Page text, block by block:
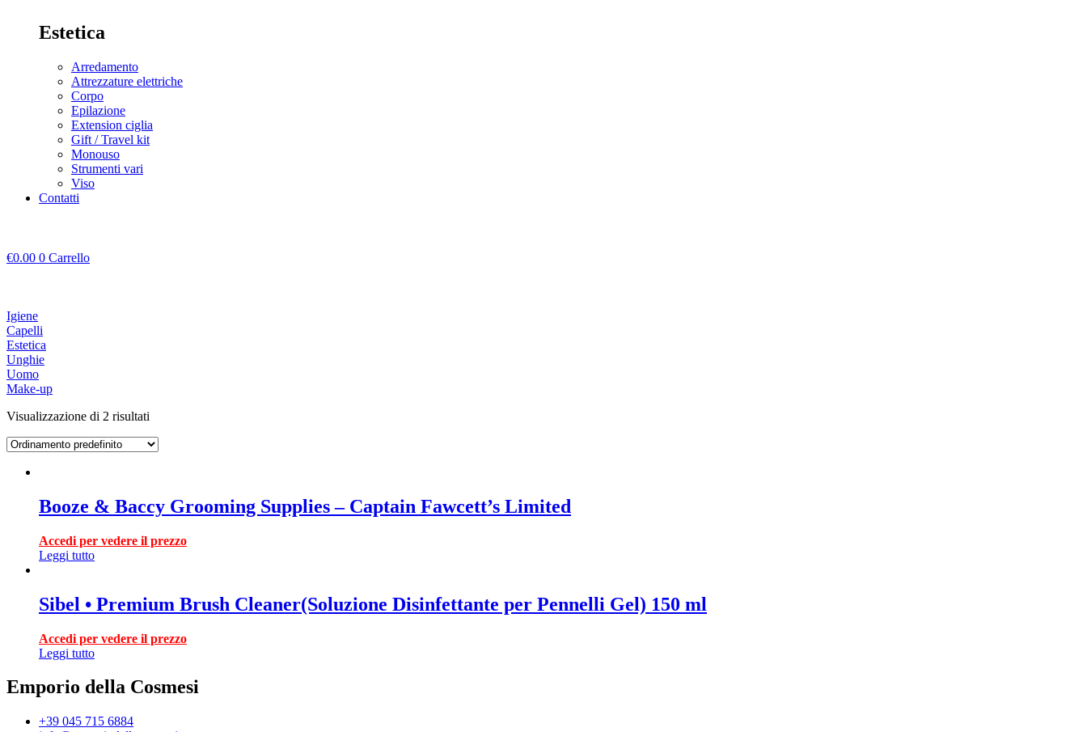
Estetica
Arredamento
Attrezzature elettriche
Corpo
Epilazione
Extension ciglia
Gift / Travel kit
Monouso
Strumenti vari
Viso
Contatti
€0.00 0 Carrello
Igiene
Capelli
Estetica
Unghie
Uomo
Make-up
Visualizzazione di 2 risultati
Booze & Baccy Grooming Supplies – Captain Fawcett’s Limited
Accedi per vedere il prezzo
Leggi tutto
Sibel • Premium Brush Cleaner(Soluzione Disinfettante per Pennelli Gel) 150 ml
Accedi per vedere il prezzo
Leggi tutto
Emporio della Cosmesi
+39 045 715 6884